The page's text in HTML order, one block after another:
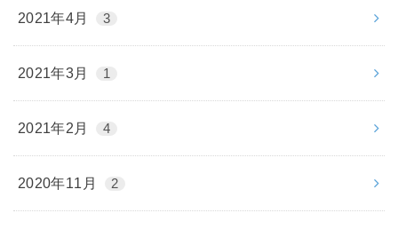
2021年4月 3
2021年3月 1
2021年2月 4
2020年11月 2